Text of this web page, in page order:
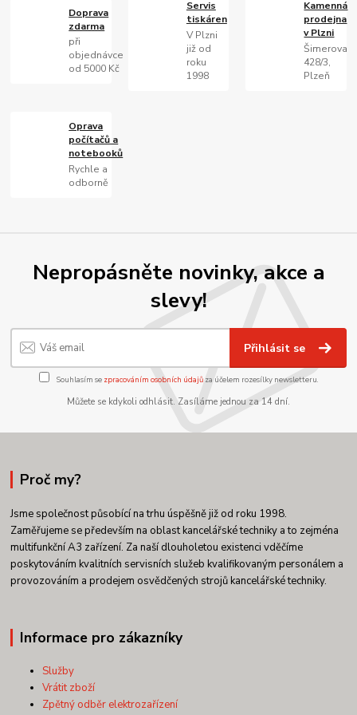
Doprava
zdarma
při
objednávce
od 5000 Kč
Servis
tiskáren
V Plzni
již od
roku
1998
Kamenná
prodejna
v Plzni
Šimerova
428/3,
Plzeň
Oprava
počítačů a
notebooků
Rychle a
odborně
Nepropásněte novinky, akce a
slevy!
Přihlásit se
Souhlasím se zpracováním osobních údajůza účelem rozesílky newsletteru.
Můžete se kdykoli odhlásit. Zasíláme jednou za 14 dní.
Proč my?
Jsme společnost působící na trhu úspěšně již od roku 1998.
Zaměřujeme se především na oblast kancelářské techniky a to zejména
multifunkční A3 zařízení. Za naší dlouholetou existenci vděčíme
poskytováním kvalitních servisních služeb kvalifikovaným personálem a
provozováním a prodejem osvědčených strojů kancelářské techniky.
Informace pro zákazníky
Služby
Vrátit zboží
Zpětný odběr elektrozařízení